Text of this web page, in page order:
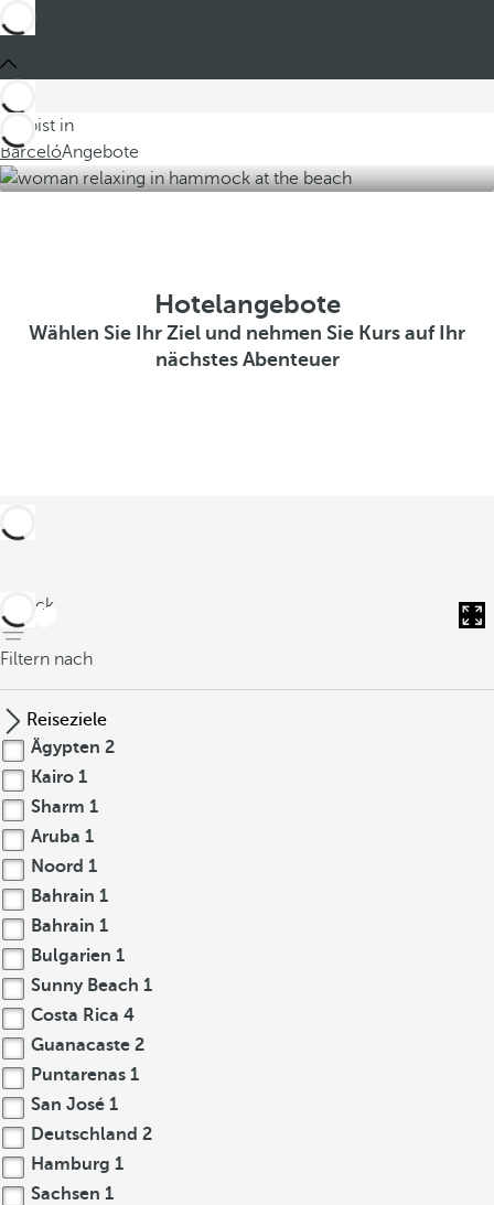
Du bist in
BarcelóAngebote
Hotelangebote
Wählen Sie Ihr Ziel und nehmen Sie Kurs auf Ihr
nächstes Abenteuer
zurück
Filtern nach
Reiseziele
Ägypten 2
Kairo 1
Sharm 1
Aruba 1
Noord 1
Bahrain 1
Bahrain 1
Bulgarien 1
Sunny Beach 1
Costa Rica 4
Guanacaste 2
Puntarenas 1
San José 1
Deutschland 2
Hamburg 1
Sachsen 1